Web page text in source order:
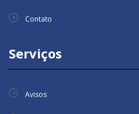
Contato
Serviços
Avisos